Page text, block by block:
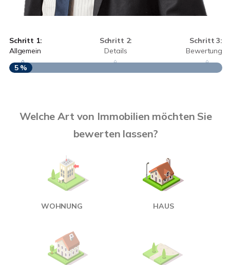
Schritt 1:
Allgemein
Schritt 2:
Details
Schritt 3:
Bewertung
5 %
Welche Art von Immobilien möchten Sie
bewerten lassen?
WOHNUNG HAUS